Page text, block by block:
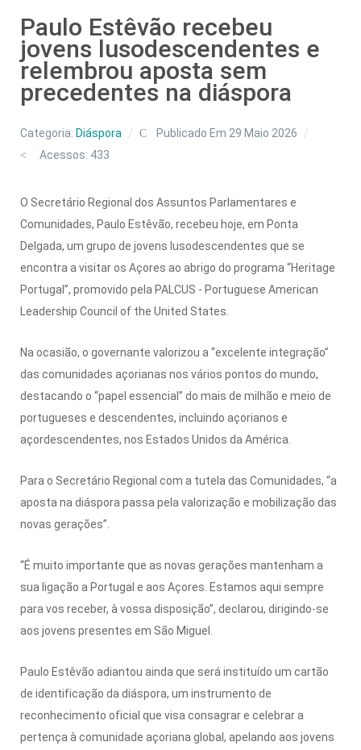
Paulo Estêvão recebeu
jovens lusodescendentes e
relembrou aposta sem
precedentes na diáspora
Categoria: Diáspora
Publicado Em 29 Maio 2026
Acessos: 433
O Secretário Regional dos Assuntos Parlamentares e
Comunidades, Paulo Estêvão, recebeu hoje, em Ponta
Delgada, um grupo de jovens lusodescendentes que se
encontra a visitar os Açores ao abrigo do programa “Heritage
Portugal”, promovido pela PALCUS - Portuguese American
Leadership Council of the United States.
Na ocasião, o governante valorizou a “excelente integração”
das comunidades açorianas nos vários pontos do mundo,
destacando o “papel essencial” do mais de milhão e meio de
portugueses e descendentes, incluindo açorianos e
açordescendentes, nos Estados Unidos da América.
Para o Secretário Regional com a tutela das Comunidades, “a
aposta na diáspora passa pela valorização e mobilização das
novas gerações”.
“É muito importante que as novas gerações mantenham a
sua ligação a Portugal e aos Açores. Estamos aqui sempre
para vos receber, à vossa disposição”, declarou, dirigindo-se
aos jovens presentes em São Miguel.
Paulo Estêvão adiantou ainda que será instituído um cartão
de identificação da diáspora, um instrumento de
reconhecimento oficial que visa consagrar e celebrar a
pertença à comunidade açoriana global, apelando aos jovens